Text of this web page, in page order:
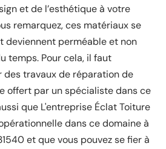
et de l’esthétique à votre
remarquez, ces matériaux se
deviennent perméable et non
temps. Pour cela, il faut
des travaux de réparation de
offert par un spécialiste dans ce
que L'entreprise Éclat Toiture
dans ce domaine à
et que vous pouvez se fier à